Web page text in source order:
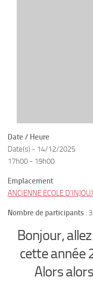
Date / Heure
Date(s) - 14/12/2025
17h00 - 19h00
Emplacement
ANCIENNE ECOLE
Nombre de participants :
Bonjour,
cette année
Alors